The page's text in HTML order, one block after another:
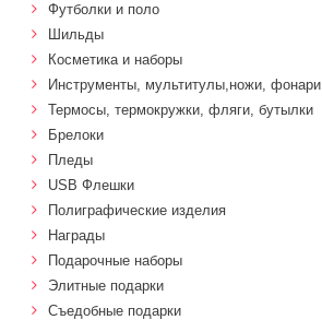
Футболки и поло
Шильды
Косметика и наборы
Инструменты, мультитулы,ножи, фонари
Термосы, термокружки, фляги, бутылки
Брелоки
Пледы
USB Флешки
Полиграфические изделия
Награды
Подарочные наборы
Элитные подарки
Cъедобные подарки